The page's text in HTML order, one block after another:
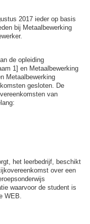
2017 ieder op basis
bij Metaalbewerking
de opleiding
1] en Metaalbewerking
Metaalbewerking
gesloten. De
van
het leerbedrijf, beschikt
over een
waarvoor de student is
WEB.